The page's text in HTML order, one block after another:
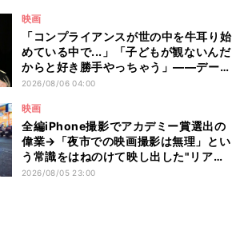
映画
「コンプライアンスが世の中を牛耳り始
めている中で...」「子どもが観ないんだ
からと好き勝手やっちゃう」――デーモ
ン閣下が語る映画『レディ・オア・ノッ
2026/08/06 04:00
映画
全編iPhone撮影でアカデミー賞選出の
偉業→「夜市での映画撮影は無理」とい
う常識をはねのけて映し出した"リア
ル"とは――ツォウ監督が語る映画『左
2026/08/05 23:00